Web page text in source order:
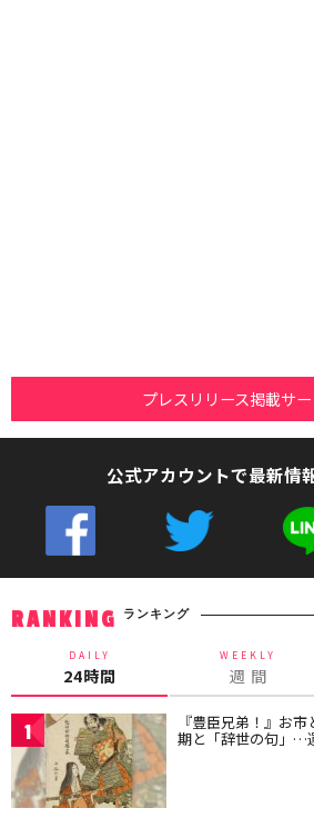
プレスリリース掲載サ
公式アカウントで最新情
RANKING ランキング
DAILY
24時間
WEEKLY
週 間
1 『豊臣兄弟！』お
期と「辞世の句」…